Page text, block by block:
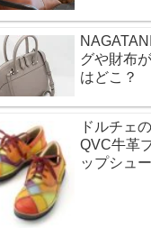
グや財布
はどこ？
ドルチェ
QVC牛革
ップシュ